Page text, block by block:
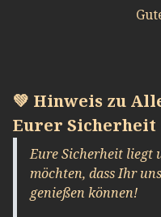
💚 Hinweis zu
Eurer Sicherheit
Eure Sicherheit liegt
möchten, dass Ihr
genießen können!